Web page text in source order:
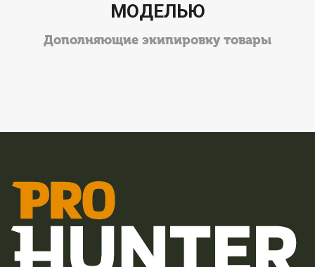
МОДЕЛЬЮ
Дополняющие экипировку товары